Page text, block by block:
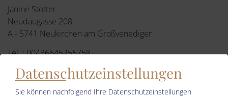
Janine Stotter
Neudaugasse 208
A - 5741 Neukirchen am Großvenediger
Tel. :00436645255758
info@gaestehaus-stotter.at
Facebook
Datenschutzeinstellungen
Sie können nachfolgend Ihre Datenschutzeinstellungen